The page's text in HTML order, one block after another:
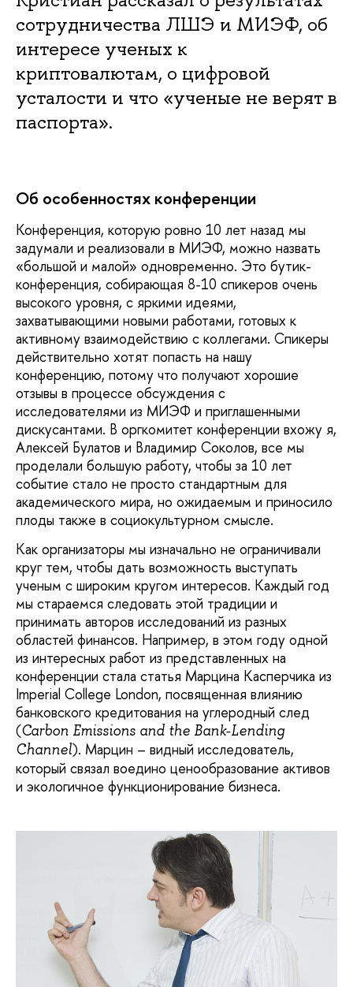
сотрудничества ЛШЭ и МИЭФ, об
интересе ученых к
криптовалютам, о цифровой
усталости и что «ученые не верят в
паспорта».
Об особенностях конференции
Конференция, которую ровно 10 лет назад мы
задумали и реализовали в МИЭФ, можно назвать
«большой и малой» одновременно. Это бутик-
конференция, собирающая 8-10 спикеров очень
высокого уровня, с яркими идеями,
захватывающими новыми работами, готовых к
активному взаимодействию с коллегами. Спикеры
действительно хотят попасть на нашу
конференцию, потому что получают хорошие
отзывы в процессе обсуждения с
исследователями из МИЭФ и приглашенными
дискусантами. В оргкомитет конференции вхожу я,
Алексей Булатов и Владимир Соколов, все мы
проделали большую работу, чтобы за 10 лет
событие стало не просто стандартным для
академического мира, но ожидаемым и приносило
плоды также в социокультурном смысле.
Как организаторы мы изначально не ограничивали
круг тем, чтобы дать возможность выступать
ученым с широким кругом интересов. Каждый год
мы стараемся следовать этой традиции и
принимать авторов исследований из разных
областей финансов. Например, в этом году одной
из интересных работ из представленных на
конференции стала статья Марцина Касперчика из
Imperial College London, посвященная влиянию
банковского кредитования на углеродный след
(Carbon Emissions and the Bank-Lending
Channel). Марцин – видный исследователь,
который связал воедино ценообразование активов
и экологичное функционирование бизнеса.